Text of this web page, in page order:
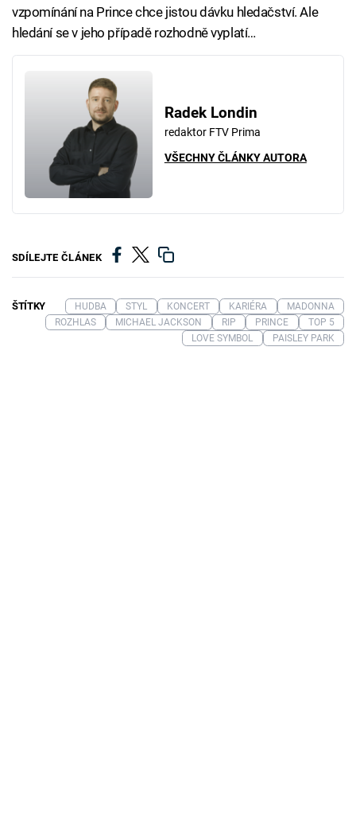
vzpomínání na Prince chce jistou dávku hledačství. Ale
hledání se v jeho případě rozhodně vyplatí…
Radek Londin
redaktor FTV Prima
VŠECHNY ČLÁNKY AUTORA
SDÍLEJTE ČLÁNEK
ŠTÍTKY HUDBA STYL KONCERT KARIÉRA
MADONNA
ROZHLAS
MICHAEL JACKSON RIP PRINCE
TOP 5
LOVE SYMBOL
PAISLEY PARK